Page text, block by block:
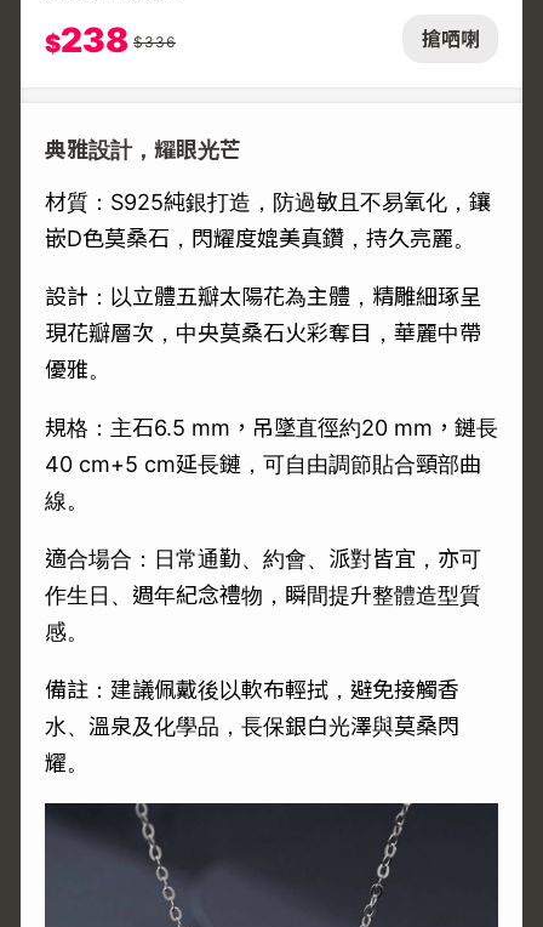
搶哂喇
$238 $336
典雅設計，耀眼光芒
材質：S925純銀打造，防過敏且不易氧化，鑲
嵌D色莫桑石，閃耀度媲美真鑽，持久亮麗。
設計：以立體五瓣太陽花為主體，精雕細琢呈
現花瓣層次，中央莫桑石火彩奪目，華麗中帶
優雅。
規格：主石6.5 mm，吊墜直徑約20 mm，鏈長
40 cm+5 cm延長鏈，可自由調節貼合頸部曲
線。
適合場合：日常通勤、約會、派對皆宜，亦可
作生日、週年紀念禮物，瞬間提升整體造型質
感。
備註：建議佩戴後以軟布輕拭，避免接觸香
水、溫泉及化學品，長保銀白光澤與莫桑閃
耀。